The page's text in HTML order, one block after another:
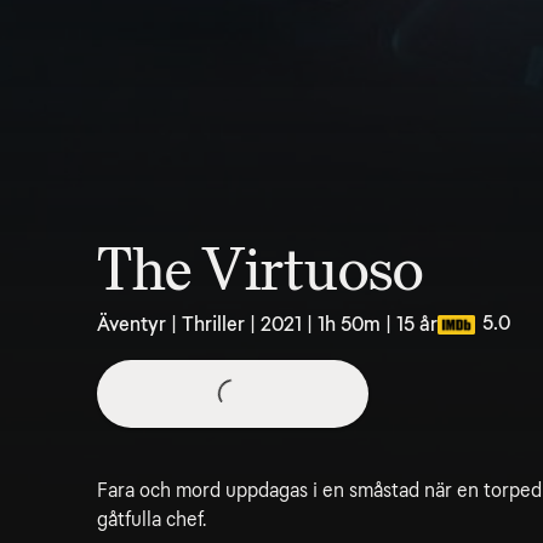
The Virtuoso
Äventyr | Thriller | 2021 | 1h 50m | 15 år 5.0
Fara och mord uppdagas i en småstad när en
gåtfulla chef.